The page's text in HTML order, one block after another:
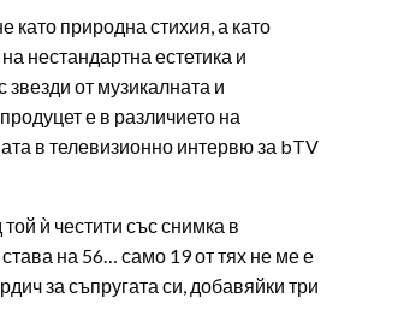
като природна стихия, а като
нестандартна естетика и
от музикалната и
е в различието на
в телевизионно интервю за bTV
ѝ честити със снимка в
на 56… само 19 от тях не ме е
за съпругата си, добавяйки три